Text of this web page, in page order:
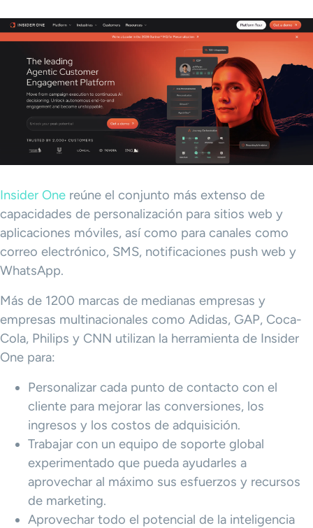
Insider One reúne el conjunto más extenso de
capacidades de personalización para sitios web y
aplicaciones móviles, así como para canales como
correo electrónico, SMS, notificaciones push web y
WhatsApp.
Más de 1200 marcas de medianas empresas y
empresas multinacionales como Adidas, GAP, Coca-
Cola, Philips y CNN utilizan la herramienta de Insider
One para:
Personalizar cada punto de contacto con el
cliente para mejorar las conversiones, los
ingresos y los costos de adquisición.
Trabajar con un equipo de soporte global
experimentado que pueda ayudarles a
aprovechar al máximo sus esfuerzos y recursos
de marketing.
Aprovechar todo el potencial de la inteligencia